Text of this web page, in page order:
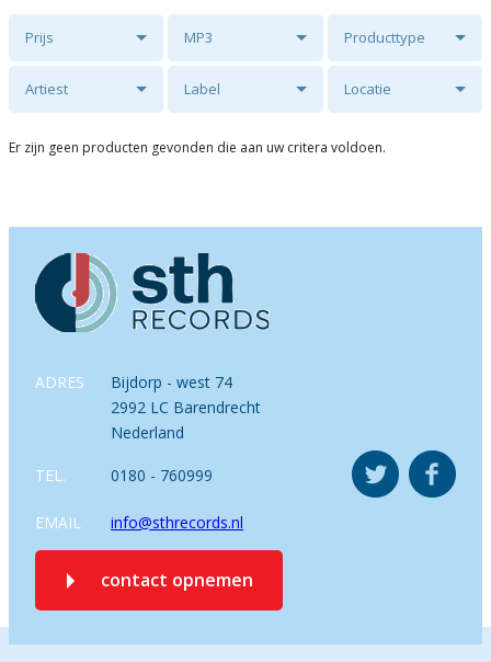
Prijs MP3 Producttype
Artiest Label Locatie
Er zijn geen producten gevonden die aan uw critera voldoen.
ADRES
Bijdorp - west 74
2992 LC Barendrecht
Nederland
TEL. 0180 - 760999
EMAIL info@sthrecords.nl
contact opnemen